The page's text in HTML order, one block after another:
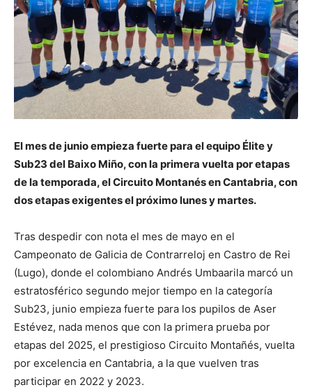
El mes de junio empieza fuerte para el equipo Élite y
Sub23 del Baixo Miño, con la primera vuelta por etapas
de la temporada, el Circuito Montanés en Cantabria, con
dos etapas exigentes el próximo lunes y martes.
Tras despedir con nota el mes de mayo en el
Campeonato de Galicia de Contrarreloj en Castro de Rei
(Lugo), donde el colombiano Andrés Umbaarila marcó un
estratosférico segundo mejor tiempo en la categoría
Sub23, junio empieza fuerte para los pupilos de Aser
Estévez, nada menos que con la primera prueba por
etapas del 2025, el prestigioso Circuito Montañés, vuelta
por excelencia en Cantabria, a la que vuelven tras
participar en 2022 y 2023.